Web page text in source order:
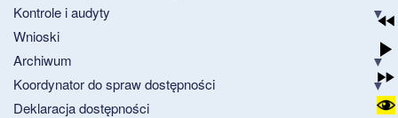
Kontrole i audyty
Wnioski
Archiwum
Koordynator do spraw dostępności
Deklaracja dostępności